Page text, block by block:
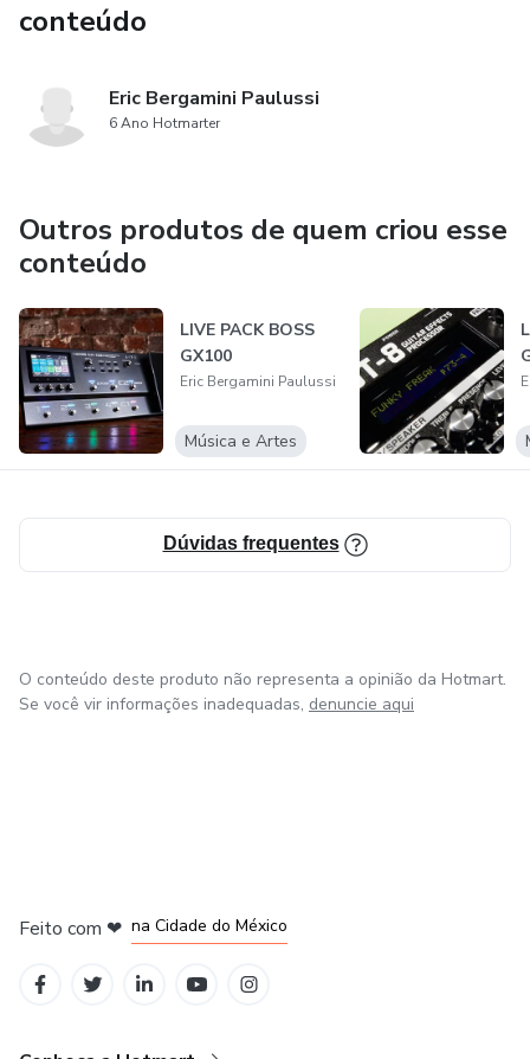
conteúdo
Eric Bergamini Paulussi
6 Ano Hotmarter
Outros produtos de quem criou esse
conteúdo
LIVE PACK BOSS
GX100
Eric Bergamini Paulussi
Música e Artes
Dúvidas frequentes
O conteúdo deste produto não representa a opinião da Hotmart.
Se você vir informações inadequadas, denuncie aqui
Feito com ❤ na Cidade do México